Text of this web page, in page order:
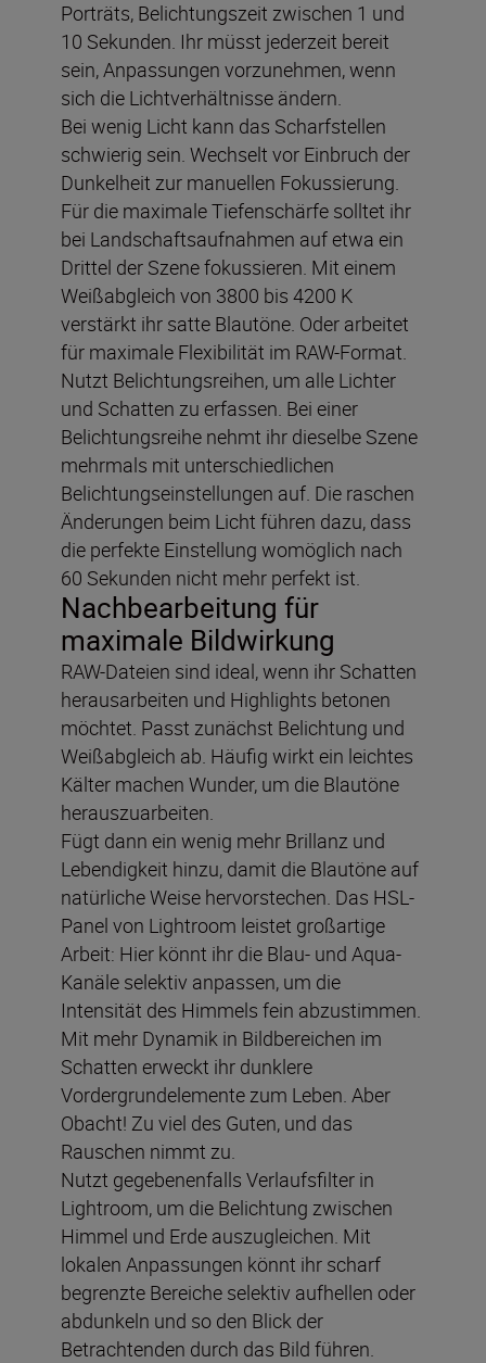
Porträts, Belichtungszeit zwischen 1 und
10 Sekunden. Ihr müsst jederzeit bereit
sein, Anpassungen vorzunehmen, wenn
sich die Lichtverhältnisse ändern.
Bei wenig Licht kann das Scharfstellen
schwierig sein. Wechselt vor Einbruch der
Dunkelheit zur manuellen Fokussierung.
Für die maximale Tiefenschärfe solltet ihr
bei Landschaftsaufnahmen auf etwa ein
Drittel der Szene fokussieren. Mit einem
Weißabgleich von 3800 bis 4200 K
verstärkt ihr satte Blautöne. Oder arbeitet
für maximale Flexibilität im RAW-Format.
Nutzt Belichtungsreihen, um alle Lichter
und Schatten zu erfassen. Bei einer
Belichtungsreihe nehmt ihr dieselbe Szene
mehrmals mit unterschiedlichen
Belichtungseinstellungen auf. Die raschen
Änderungen beim Licht führen dazu, dass
die perfekte Einstellung womöglich nach
60 Sekunden nicht mehr perfekt ist.
Nachbearbeitung für
maximale Bildwirkung
RAW-Dateien sind ideal, wenn ihr Schatten
herausarbeiten und Highlights betonen
möchtet. Passt zunächst Belichtung und
Weißabgleich ab. Häufig wirkt ein leichtes
Kälter machen Wunder, um die Blautöne
herauszuarbeiten.
Fügt dann ein wenig mehr Brillanz und
Lebendigkeit hinzu, damit die Blautöne auf
natürliche Weise hervorstechen. Das HSL-
Panel von Lightroom leistet großartige
Arbeit: Hier könnt ihr die Blau- und Aqua-
Kanäle selektiv anpassen, um die
Intensität des Himmels fein abzustimmen.
Mit mehr Dynamik in Bildbereichen im
Schatten erweckt ihr dunklere
Vordergrundelemente zum Leben. Aber
Obacht! Zu viel des Guten, und das
Rauschen nimmt zu.
Nutzt gegebenenfalls Verlaufsfilter in
Lightroom, um die Belichtung zwischen
Himmel und Erde auszugleichen. Mit
lokalen Anpassungen könnt ihr scharf
begrenzte Bereiche selektiv aufhellen oder
abdunkeln und so den Blick der
Betrachtenden durch das Bild führen.